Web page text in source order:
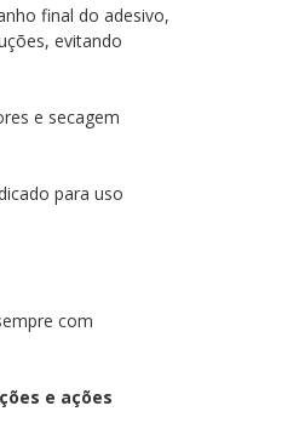
final do adesivo,
evitando
e secagem
para uso
com
e ações